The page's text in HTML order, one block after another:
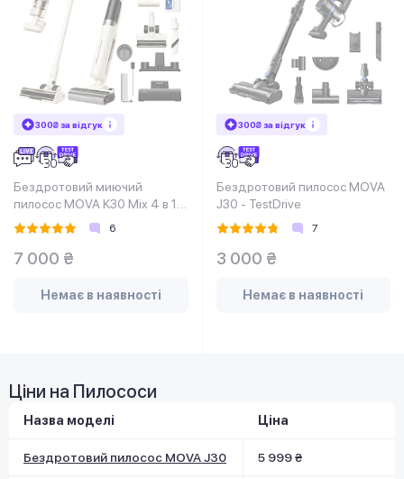
300₴ за відгук
Бездротовий миючий
пилосос MOVA K30 Mix 4 в 1 -
TestDrive
6
7 000 ₴
Немає в наявності
300₴ за відгук
Бездротовий пилосос MOVA
J30 - TestDrive
7
3 000 ₴
Немає в наявності
Ціни на Пилососи
Назва моделі Ціна
Бездротовий пилосос MOVA J30 5 999 ₴